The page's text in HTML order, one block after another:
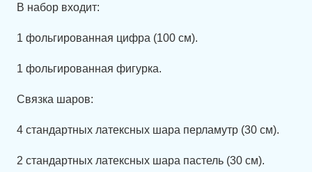
В набор входит:
1 фольгированная цифра (100 см).
1 фольгированная фигурка.
Связка шаров:
4 стандартных латексных шара перламутр (30 см).
2 стандартных латексных шара пастель (30 см).